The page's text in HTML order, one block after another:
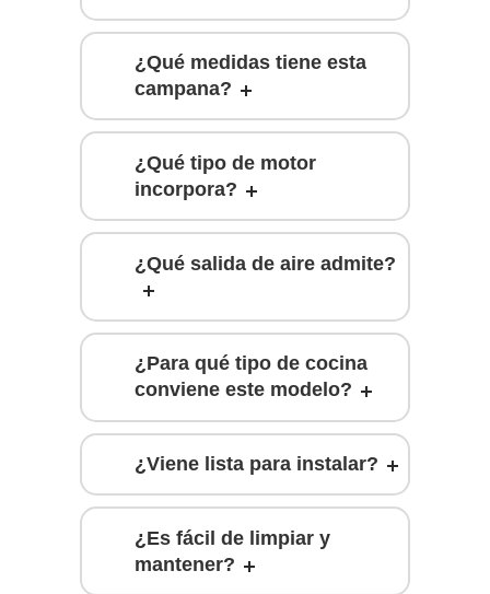
¿Qué medidas tiene esta
campana?
¿Qué tipo de motor
incorpora?
¿Qué salida de aire admite?
¿Para qué tipo de cocina
conviene este modelo?
¿Viene lista para instalar?
¿Es fácil de limpiar y
mantener?